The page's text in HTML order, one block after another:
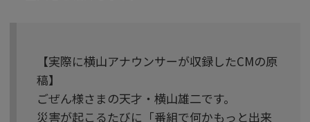
【実際に横山アナウンサーが収録したCMの原
稿】
ごぜん様さまの天才・横山雄二です。
災害が起こるたびに「番組で何かもっと出来